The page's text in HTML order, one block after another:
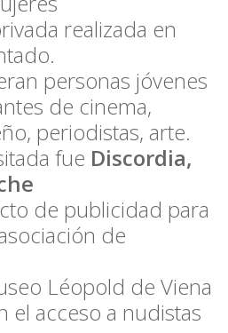
realizada en
personas jóvenes
de cinema,
periodistas, arte.
fue Discordia,
de publicidad para
de
Léopold de Viena
el acceso a nudistas